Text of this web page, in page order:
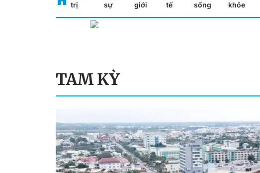
trị
sự
giới
tế
sống
khỏe
TAM KỲ